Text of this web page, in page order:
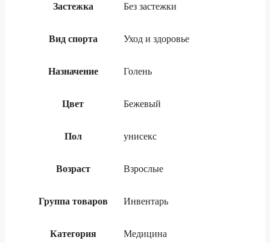
Застежка Без застежки
Вид спорта Уход и здоровье
Назначение Голень
Цвет Бежевый
Пол унисекс
Возраст Взрослые
Группа товаров Инвентарь
Категория Медицина